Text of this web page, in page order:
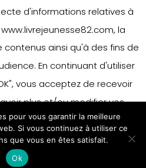
d'informations relatives à
la
ainsi qu'à des fins de
En continuant d'utiliser
vous acceptez de recevoir
plus et/ou modifier vos
cookies, merci de vous référer
les cookies.
Accepter
plus
pour vous garantir la meilleure
Si vous continuez à utiliser ce
que vous en êtes satisfait.
Ok